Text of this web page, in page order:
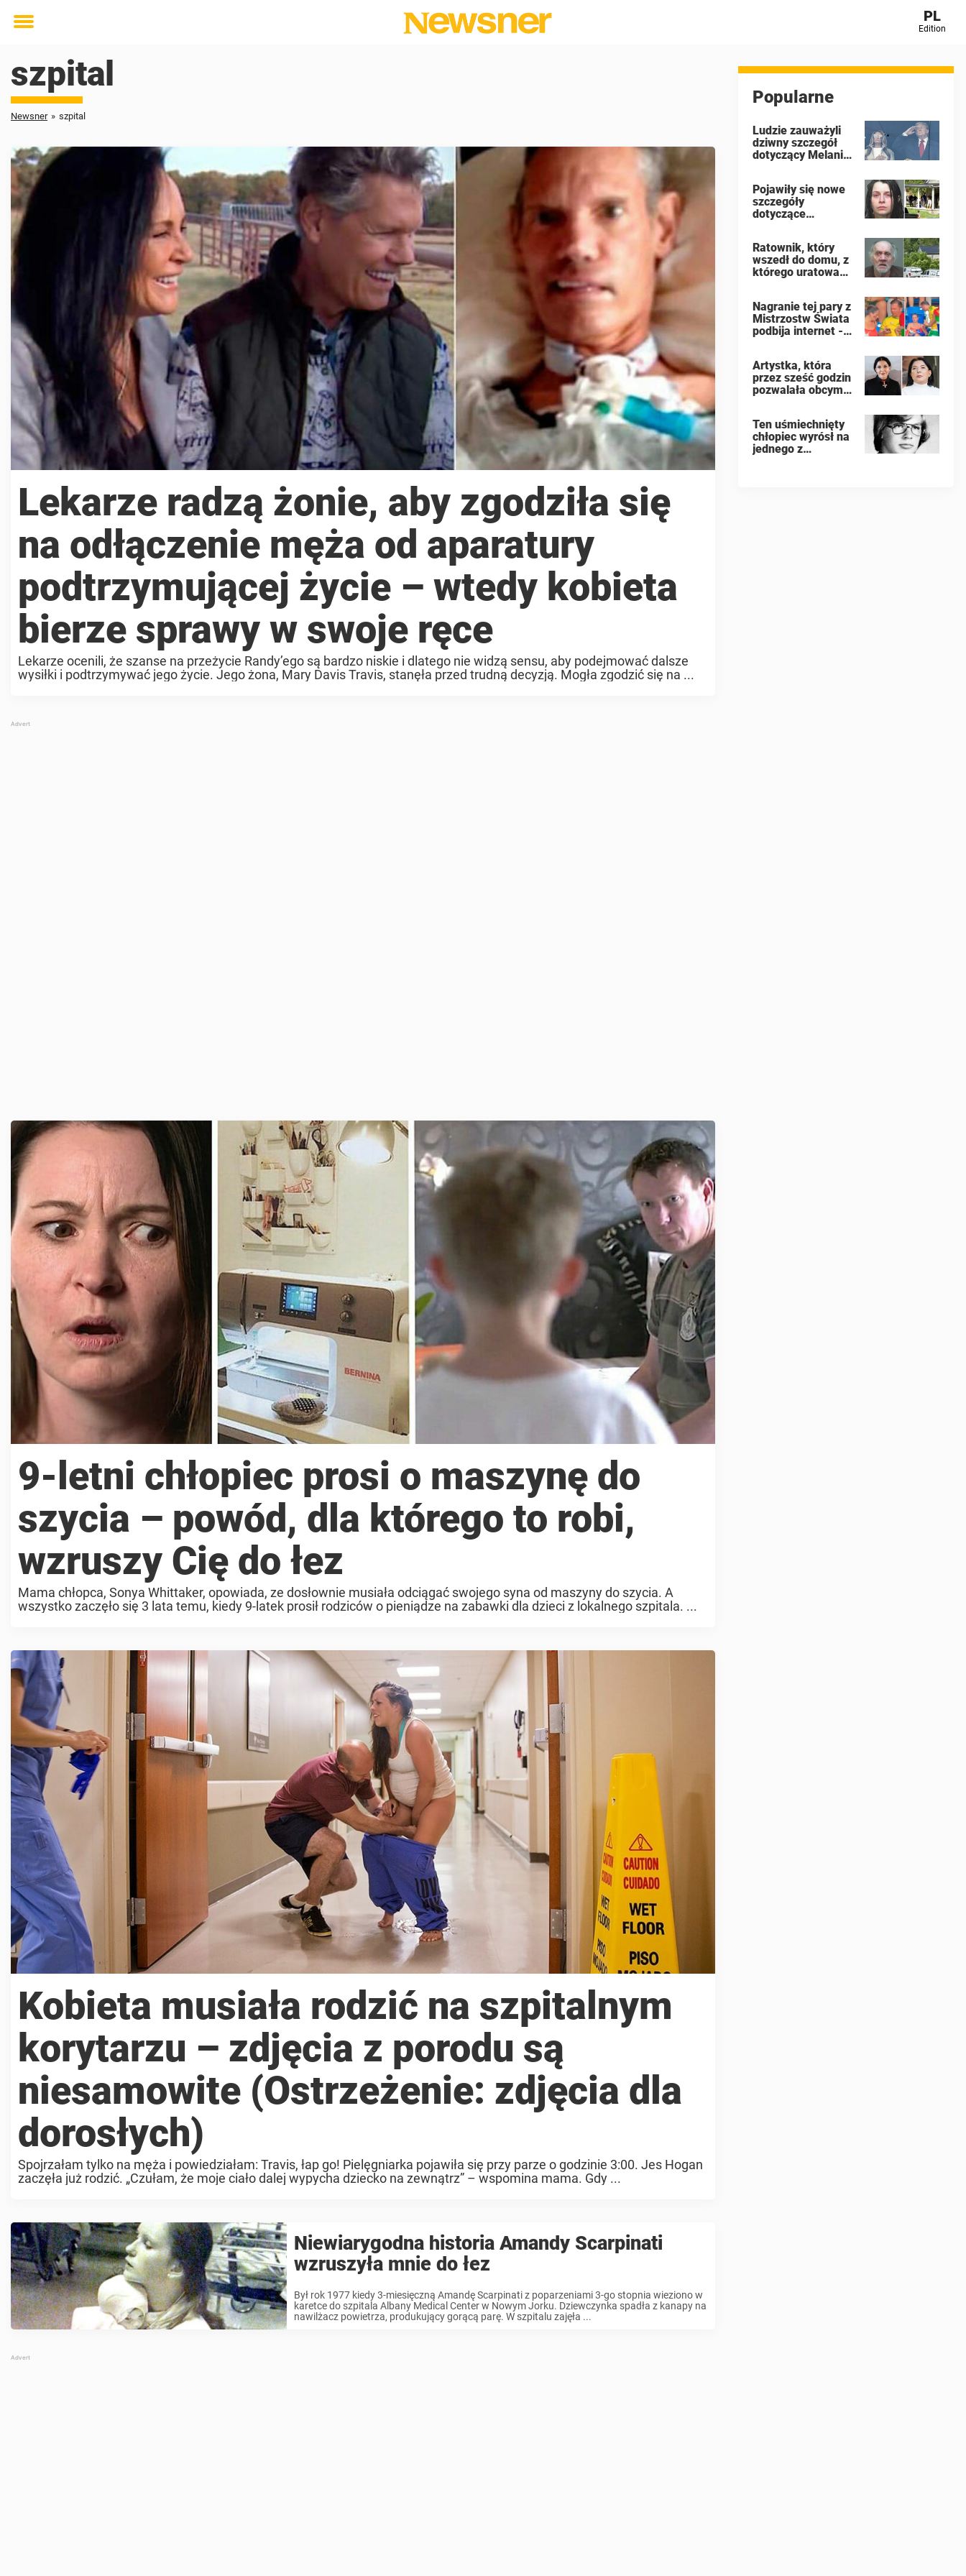
Toggle
PL
Edition
szpital
Newsner » szpital
Lekarze radzą żonie, aby zgodziła się
na odłączenie męża od aparatury
podtrzymującej życie – wtedy kobieta
bierze sprawy w swoje ręce
Lekarze ocenili, że szanse na przeżycie Randy’ego są bardzo niskie i dlatego nie widzą sensu, aby podejmować dalsze
wysiłki i podtrzymywać jego życie. Jego żona, Mary Davis Travis, stanęła przed trudną decyzją. Mogła zgodzić się na ...
9-letni chłopiec prosi o maszynę do
szycia – powód, dla którego to robi,
wzruszy Cię do łez
Mama chłopca, Sonya Whittaker, opowiada, ze dosłownie musiała odciągać swojego syna od maszyny do szycia. A
wszystko zaczęło się 3 lata temu, kiedy 9-latek prosił rodziców o pieniądze na zabawki dla dzieci z lokalnego szpitala. ...
Kobieta musiała rodzić na szpitalnym
korytarzu – zdjęcia z porodu są
niesamowite (Ostrzeżenie: zdjęcia dla
dorosłych)
Spojrzałam tylko na męża i powiedziałam: Travis, łap go! Pielęgniarka pojawiła się przy parze o godzinie 3:00. Jes Hogan
zaczęła już rodzić. „Czułam, że moje ciało dalej wypycha dziecko na zewnątrz” – wspomina mama. Gdy ...
Niewiarygodna historia Amandy Scarpinati
wzruszyła mnie do łez
Był rok 1977 kiedy 3-miesięczną Amandę Scarpinati z poparzeniami 3-go stopnia wieziono w
karetce do szpitala Albany Medical Center w Nowym Jorku. Dziewczynka spadła z kanapy na
nawilżacz powietrza, produkujący gorącą parę. W szpitalu zajęła ...
Popularne
Ludzie zauważyli
dziwny szczegół
dotyczący Melanii
Świata FIFA
Pojawiły się nowe
szczegóły
dotyczące
Ohio, gdzie 16
dzieci
pozostawiono na
zgniły jak „dzikie
zwierzęta”
Ratownik, który
wszedł do domu, z
którego uratowano
zobaczył
Nagranie tej pary z
Mistrzostw Świata
podbija internet -
złożyła wniosek o
rozwód
Artystka, która
przez sześć godzin
pozwalała obcym
dlaczego podczas
publicznego
występu miała
Ten uśmiechnięty
chłopiec wyrósł na
jednego z